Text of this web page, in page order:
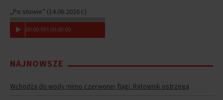
„Po słowie” (14.06.2026 r.)
00:00:00 | 00:00:00
NAJNOWSZE
Wchodzą do wody mimo czerwonej flagi. Ratownik ostrzega